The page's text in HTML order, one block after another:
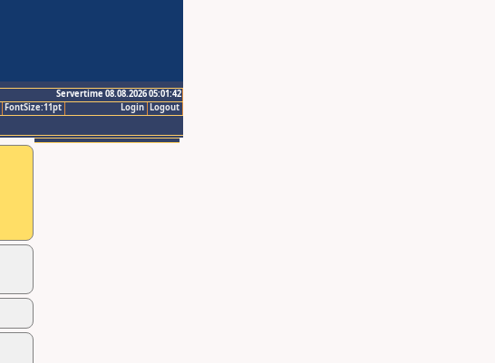
Servertime 08.08.2026 05:01:42
Logout
Login
FontSize:11pt